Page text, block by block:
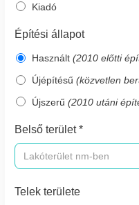
Kiadó
Építési állapot
Használt(2010 előtti
Újépítésű(közvetlen
Újszerű(2010 utáni
Belső terület *
Telek területe